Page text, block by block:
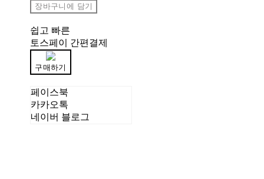
장바구니에 담기
쉽고 빠른
토스페이 간편결제
구매하기
페이스북
카카오톡
네이버 블로그